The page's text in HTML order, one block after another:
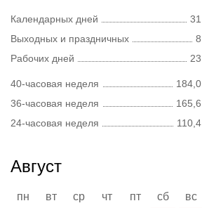
Календарных дней
31
Выходных и праздничных
8
Рабочих дней
23
40-часовая неделя
184,0
36-часовая неделя
165,6
24-часовая неделя
110,4
Август
пн вт ср чт пт сб
вс